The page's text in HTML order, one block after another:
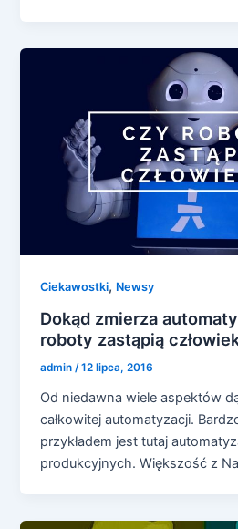
Ciekawostki, Newsy
Dokąd zmierza
roboty zastąpią
admin/12 lipca, 2016
Od niedawna wiele aspektów
całkowitej automatyzacji.
przykładem jest tutaj
produkcyjnych. Większość z